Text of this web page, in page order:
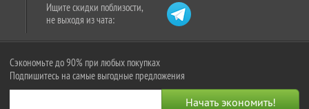
Ищите скидки поблизости,
не выходя из чата:
Сэкономьте до 90% при любых покупках
Подпишитесь на самые выгодные предложения